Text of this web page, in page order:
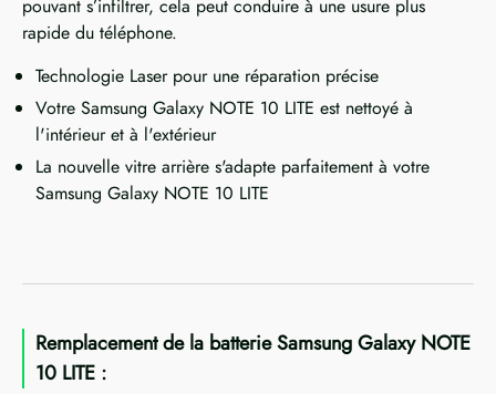
pouvant s’infiltrer, cela peut conduire à une usure plus
rapide du téléphone.
Technologie Laser pour une réparation précise
Votre Samsung Galaxy NOTE 10 LITE est nettoyé à
l'intérieur et à l'extérieur
La nouvelle vitre arrière s'adapte parfaitement à votre
Samsung Galaxy NOTE 10 LITE
Remplacement de la batterie Samsung Galaxy NOTE
10 LITE :